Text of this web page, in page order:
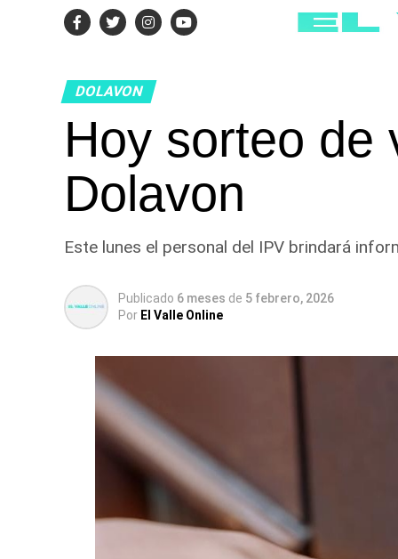
DOLAVON
Hoy sorteo de
Dolavon
Este lunes el personal del IPV brindará
Publicado 6 meses de 5 febrero, 2026
Por El Valle Online